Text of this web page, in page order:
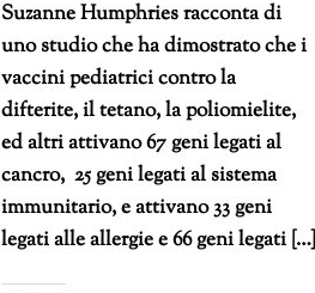
Suzanne Humphries racconta di
uno studio che ha dimostrato che i
vaccini pediatrici contro la
difterite, il tetano, la poliomielite,
ed altri attivano 67 geni legati al
cancro, 25 geni legati al sistema
immunitario, e attivano 33 geni
legati alle allergie e 66 geni legati […]